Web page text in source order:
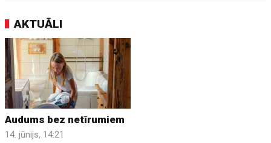
AKTUĀLI
Audums bez netīrumiem
14. jūnijs, 14:21